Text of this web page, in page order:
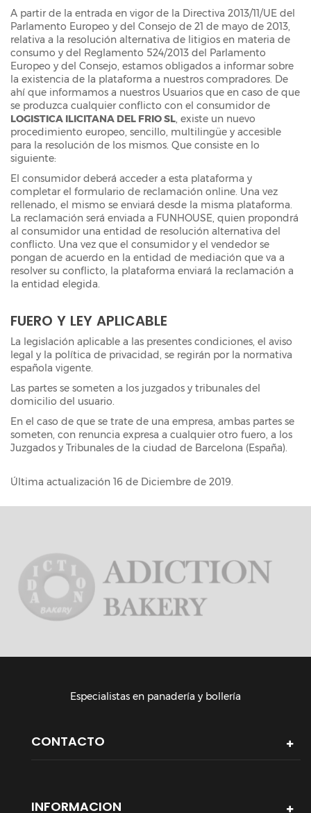
A partir de la entrada en vigor de la Directiva 2013/11/UE del
Parlamento Europeo y del Consejo de 21 de mayo de 2013,
relativa a la resolución alternativa de litigios en materia de
consumo y del Reglamento 524/2013 del Parlamento
Europeo y del Consejo, estamos obligados a informar sobre
la existencia de la plataforma a nuestros compradores. De
ahí que informamos a nuestros Usuarios que en caso de que
se produzca cualquier conflicto con el consumidor de
LOGISTICA ILICITANA DEL FRIO SL, existe un nuevo
procedimiento europeo, sencillo, multilingüe y accesible
para la resolución de los mismos. Que consiste en lo
siguiente:
El consumidor deberá acceder a esta plataforma y
completar el formulario de reclamación online. Una vez
rellenado, el mismo se enviará desde la misma plataforma.
La reclamación será enviada a FUNHOUSE, quien propondrá
al consumidor una entidad de resolución alternativa del
conflicto. Una vez que el consumidor y el vendedor se
pongan de acuerdo en la entidad de mediación que va a
resolver su conflicto, la plataforma enviará la reclamación a
la entidad elegida.
FUERO Y LEY APLICABLE
La legislación aplicable a las presentes condiciones, el aviso
legal y la política de privacidad, se regirán por la normativa
española vigente.
Las partes se someten a los juzgados y tribunales del
domicilio del usuario.
En el caso de que se trate de una empresa, ambas partes se
someten, con renuncia expresa a cualquier otro fuero, a los
Juzgados y Tribunales de la ciudad de Barcelona (España).
Última actualización 16 de Diciembre de 2019.
Especialistas en panadería y bollería
CONTACTO
INFORMACION